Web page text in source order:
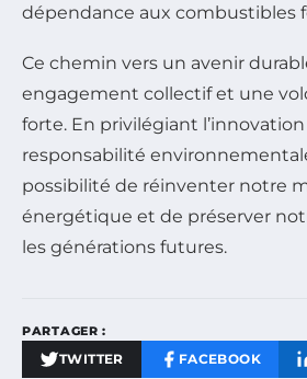
dépendance aux combustibles
Ce chemin vers un avenir
engagement collectif et une
forte. En privilégiant
responsabilité
possibilité de réinventer notre
énergétique et de préserver
les générations futures.
PARTAGER :
TWITTER FACEBOOK